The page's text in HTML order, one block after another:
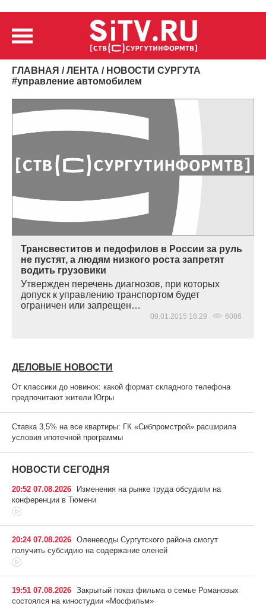
ГЛАВНАЯ /ЛЕНТА / НОВОСТИ СУРГУТА
#управление автомобилем
Трансвеститов и педофилов в России за руль
не пустят, а людям низкого роста запретят
водить грузовики
Утвержден перечень диагнозов, при которых
допуск к управлению транспортом будет
ограничен или запрещен…
09.01.2015 16:29 6086
ДЕЛОВЫЕ НОВОСТИ
От классики до новинок: какой формат складного телефона
предпочитают жители Югры
Ставка 3,5% на все квартиры: ГК «Сибпромстрой» расширила
условия ипотечной программы
НОВОСТИ СЕГОДНЯ
20:52 07.08.2026
Изменения на рынке труда обсудили на
конференции в Тюмени
20:24 07.08.2026 Оленеводы Сургутского района смогут
получить субсидию на содержание оленей
19:51 07.08.2026 Закрытый показ фильма о семье Романовых
состоялся на киностудии «Мосфильм»